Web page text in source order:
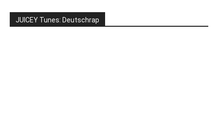
JUICEY Tunes: Deutschrap